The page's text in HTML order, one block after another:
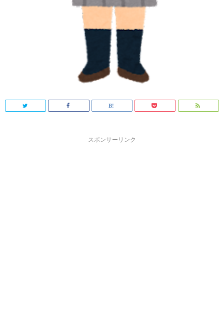
スポンサーリンク